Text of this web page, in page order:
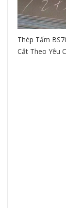
Thép Tấm
Cắt Theo Yêu